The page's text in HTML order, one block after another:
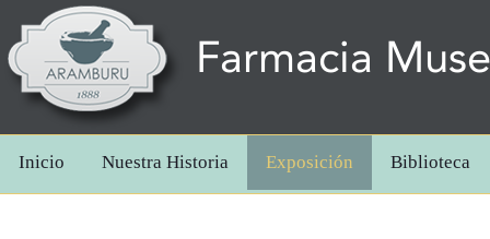
Farmacia
Inicio Nuestra Historia Exposición Biblioteca